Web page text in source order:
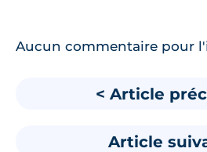
Aucun commentaire pour
< Article
Article